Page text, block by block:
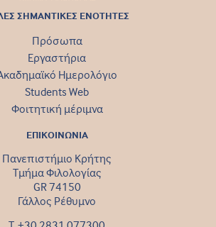
ΣΗΜΑΝΤΙΚΕΣ ΕΝΟΤΗΤΕΣ
Πρόσωπα
Εργαστήρια
Ημερολόγιο
Students Web
Φοιτητική μέριμνα
ΕΠΙΚΟΙΝΩΝΙΑ
Πανεπιστήμιο Κρήτης
Τμήμα Φιλολογίας
GR 74150
Γάλλος Ρέθυμνο